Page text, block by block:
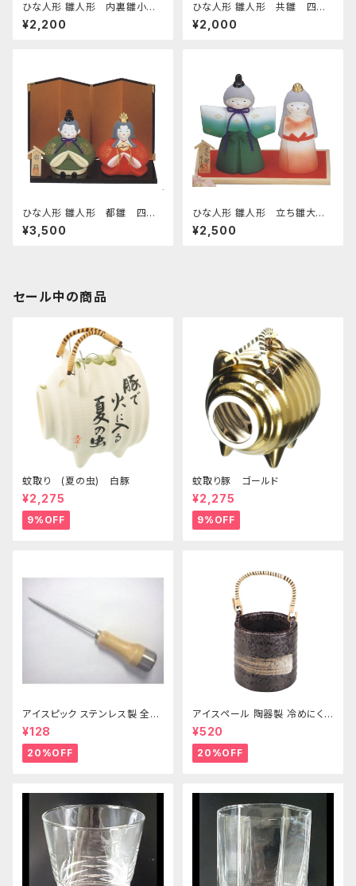
ひな人形 雛人形 内裏雛小
桃のお皿付き 四日市萬古焼
¥2,200
ひな人形 雛人形 共雛 四日
市萬古焼
¥2,000
ひな人形 雛人形 都雛 四日
市萬古焼
¥3,500
ひな人形 雛人形 立ち雛大
四日市萬古焼
¥2,500
セール中の商品
蚊取り (夏の虫) 白豚
¥2,275
9%OFF
蚊取り豚 ゴールド
¥2,275
9%OFF
アイスピック ステンレス製 全長
215ｍｍ
¥128
20%OFF
アイスペール 陶器製 冷めにくい
二重構造 860ml
¥520
20%OFF